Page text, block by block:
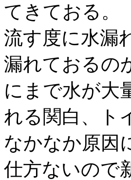
てきておる。
流す度に水漏
漏れておるの
にまで水が大
れる関白、ト
なかなか原因
仕方ないので